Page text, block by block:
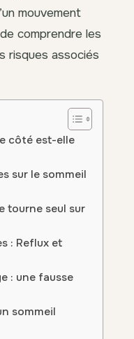
mouvement
comprendre les
risques associés
côté est-elle
sur le sommeil
tourne seul sur
: Reflux et
: une fausse
sommeil